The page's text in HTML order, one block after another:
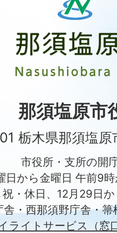
原
市
City
那須塩原市
栃木県那須塩原
市役所・支所の開
日から金曜日 午前9
祝・休日、12月29日
舎・西那須野庁舎・
ライトサービス（窓